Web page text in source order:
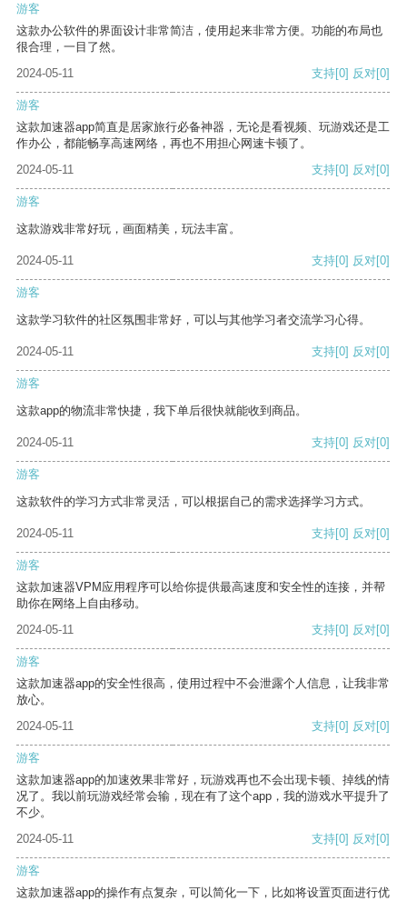
游客
这款办公软件的界面设计非常简洁，使用起来非常方便。功能的布局也
很合理，一目了然。
2024-05-11
支持[0] 反对[0]
游客
这款加速器app简直是居家旅行必备神器，无论是看视频、玩游戏还是工
作办公，都能畅享高速网络，再也不用担心网速卡顿了。
2024-05-11
支持[0] 反对[0]
游客
这款游戏非常好玩，画面精美，玩法丰富。
2024-05-11 支持[0] 反对[0]
游客
这款学习软件的社区氛围非常好，可以与其他学习者交流学习心得。
2024-05-11 支持[0] 反对[0]
游客
这款app的物流非常快捷，我下单后很快就能收到商品。
2024-05-11 支持[0] 反对[0]
游客
这款软件的学习方式非常灵活，可以根据自己的需求选择学习方式。
2024-05-11 支持[0] 反对[0]
游客
这款加速器VPM应用程序可以给你提供最高速度和安全性的连接，并帮
助你在网络上自由移动。
2024-05-11
支持[0] 反对[0]
游客
这款加速器app的安全性很高，使用过程中不会泄露个人信息，让我非常
放心。
2024-05-11
支持[0] 反对[0]
游客
这款加速器app的加速效果非常好，玩游戏再也不会出现卡顿、掉线的情
况了。我以前玩游戏经常会输，现在有了这个app，我的游戏水平提升了
不少。
2024-05-11
支持[0] 反对[0]
游客
这款加速器app的操作有点复杂，可以简化一下，比如将设置页面进行优